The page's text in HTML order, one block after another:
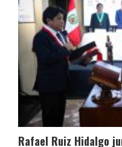
Rafael Ruiz Hidalgo